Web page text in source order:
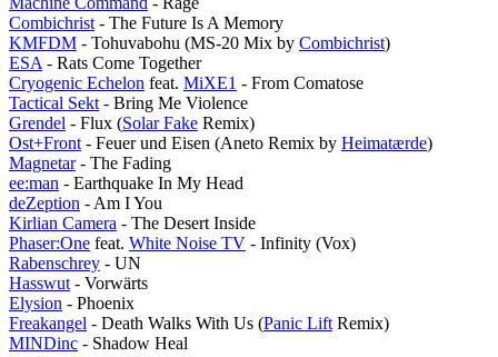
Combichrist - The Future Is A Memory
KMFDM - Tohuvabohu (MS-20 Mix by Combichrist)
ESA - Rats Come Together
Cryogenic Echelon feat. MiXE1 - From Comatose
Tactical Sekt - Bring Me Violence
Grendel - Flux (Solar Fake Remix)
Ost+Front - Feuer und Eisen (Aneto Remix by Heimatærde)
Magnetar- The Fading
ee:man - Earthquake In My Head
deZeption - Am I You
Kirlian Camera - The Desert Inside
Phaser:One feat. White Noise TV - Infinity (Vox)
Rabenschrey - UN
Hasswut - Vorwärts
Elysion - Phoenix
Freakangel - Death Walks With Us (Panic Lift Remix)
MINDinc - Shadow Heal